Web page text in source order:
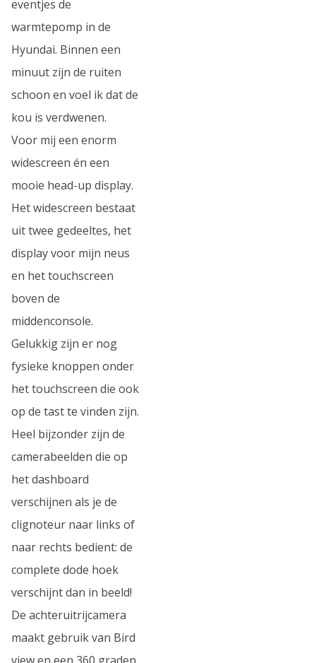
eventjes de
warmtepomp in de
Hyundai. Binnen een
minuut zijn de ruiten
schoon en voel ik dat de
kou is verdwenen.
Voor mij een enorm
widescreen én een
mooie head-up display.
Het widescreen bestaat
uit twee gedeeltes, het
display voor mijn neus
en het touchscreen
boven de
middenconsole.
Gelukkig zijn er nog
fysieke knoppen onder
het touchscreen die ook
op de tast te vinden zijn.
Heel bijzonder zijn de
camerabeelden die op
het dashboard
verschijnen als je de
clignoteur naar links of
naar rechts bedient: de
complete dode hoek
verschijnt dan in beeld!
De achteruitrijcamera
maakt gebruik van Bird